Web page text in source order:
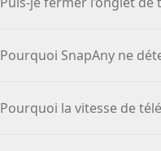
Pourquoi SnapAny ne
Pourquoi la vitesse de